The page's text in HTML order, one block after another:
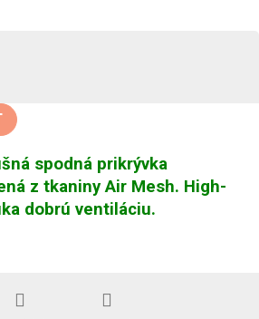
spodná prikrývka
z tkaniny Air Mesh. High-
dobrú ventiláciu.